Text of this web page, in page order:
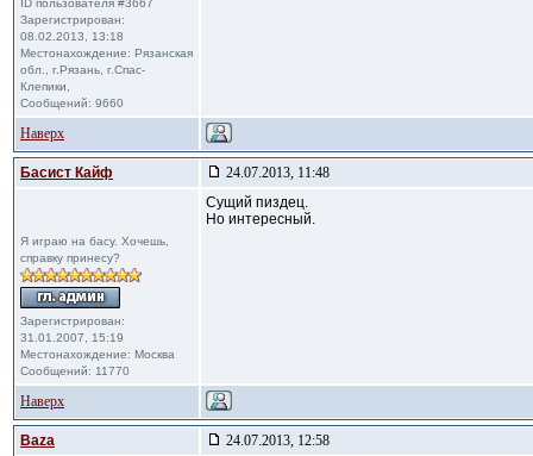
ID пользователя #3667
Зарегистрирован:
08.02.2013, 13:18
Местонахождение: Рязанская
обл., г.Рязань, г.Спас-
Клепики,
Сообщений: 9660
Наверх
Басист Кайф 24.07.2013, 11:48
Я играю на басу. Хочешь,
справку принесу?
Зарегистрирован:
31.01.2007, 15:19
Местонахождение: Москва
Сообщений: 11770
Сущий пиздец.
Но интересный.
Наверх
Baza 24.07.2013, 12:58